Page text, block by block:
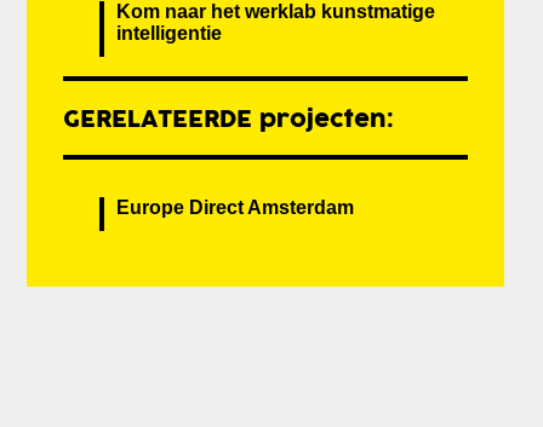
Kom naar het werklab kunstmatige
intelligentie
GERELATEERDE projecten:
Europe Direct Amsterdam